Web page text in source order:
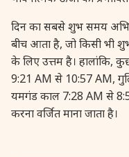
28 August, 2026
28 August, 2026
28 August, 2026
दिन का सबसे शुभ समय
बीच आता है, जो किसी भी
के लिए उत्तम है। हालांकि,
9:21 AM से 10:57 AM,
यमगंड काल 7:28 AM से
करना वर्जित माना जाता है।